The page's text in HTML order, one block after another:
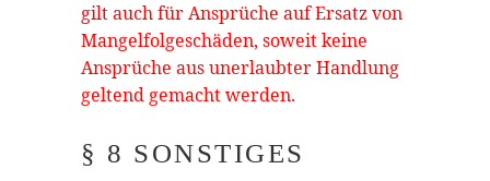
gilt auch für Ansprüche auf Ersatz von
Mangelfolgeschäden, soweit keine
Ansprüche aus unerlaubter Handlung
geltend gemacht werden.
§ 8 SONSTIGES